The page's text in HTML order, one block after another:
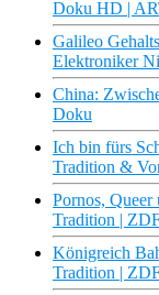
Doku HD |
Galileo
Elektroniker
China:
Doku
Ich bin fürs
Tradition &
Pornos, Queer
Tradition |
Königreich
Tradition |